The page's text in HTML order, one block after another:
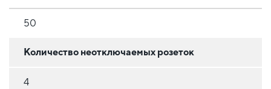
50
Количество неотключаемых розеток
4